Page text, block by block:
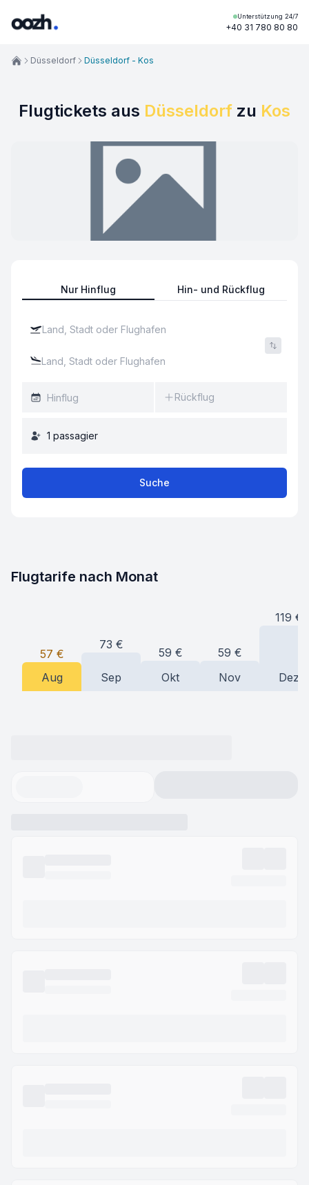
Unterstützung 24/7
+40 31 780 80 80
Flugtickets aus Düsseldorf zu Kos
Nur Hinflug Hin- und Rückflug
Rückflug
1 passagier
Suche
Düsseldorf Düsseldorf - Kos
Flugtarife nach Monat
57 €
Aug
73 €
Sep
59 €
Okt
59 €
Nov
119 €
Dez